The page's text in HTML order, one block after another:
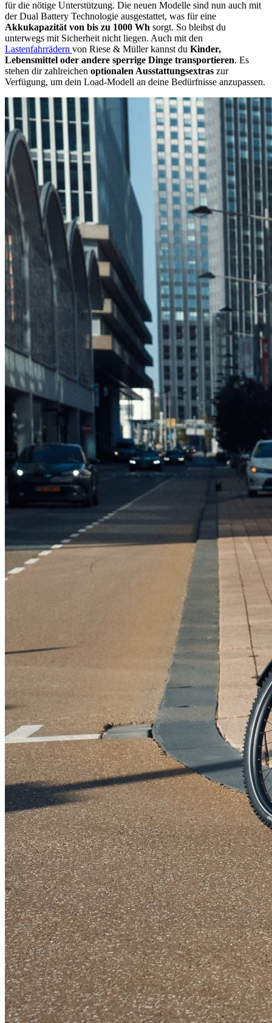
für die nötige Unterstützung. Die neuen Modelle sind nun auch mit
der Dual Battery Technologie ausgestattet, was für eine
Akkukapazität von bis zu 1000 Wh sorgt. So bleibst du
unterwegs mit Sicherheit nicht liegen. Auch mit den
Lastenfahrrädern von Riese & Müller kannst du Kinder,
Lebensmittel oder andere sperrige Dinge transportieren. Es
stehen dir zahlreichen optionalen Ausstattungsextras zur
Verfügung, um dein Load-Modell an deine Bedürfnisse anzupassen.